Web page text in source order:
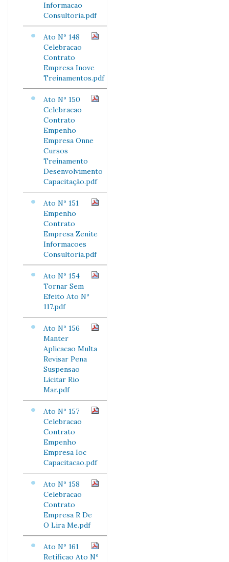
Informacao
Consultoria.pdf
Ato Nº 148
Celebracao
Contrato
Empresa Inove
Treinamentos.pdf
Ato Nº 150
Celebracao
Contrato
Empenho
Empresa Onne
Cursos
Treinamento
Desenvolvimento
Capacitação.pdf
Ato Nº 151
Empenho
Contrato
Empresa Zenite
Informacoes
Consultoria.pdf
Ato Nº 154
Tornar Sem
Efeito Ato Nº
117.pdf
Ato Nº 156
Manter
Aplicacao Multa
Revisar Pena
Suspensao
Licitar Rio
Mar.pdf
Ato Nº 157
Celebracao
Contrato
Empenho
Empresa Ioc
Capacitacao.pdf
Ato Nº 158
Celebracao
Contrato
Empresa R De
O Lira Me.pdf
Ato Nº 161
Retificao Ato Nº